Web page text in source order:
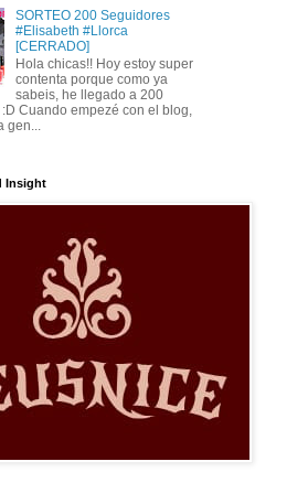
SORTEO 200 Seguidores
#Elisabeth #Llorca
[CERRADO]
Hola chicas!! Hoy estoy super
contenta porque como ya
sabeis, he llegado a 200
Cuando empezé con el blog,
gen...
Insight